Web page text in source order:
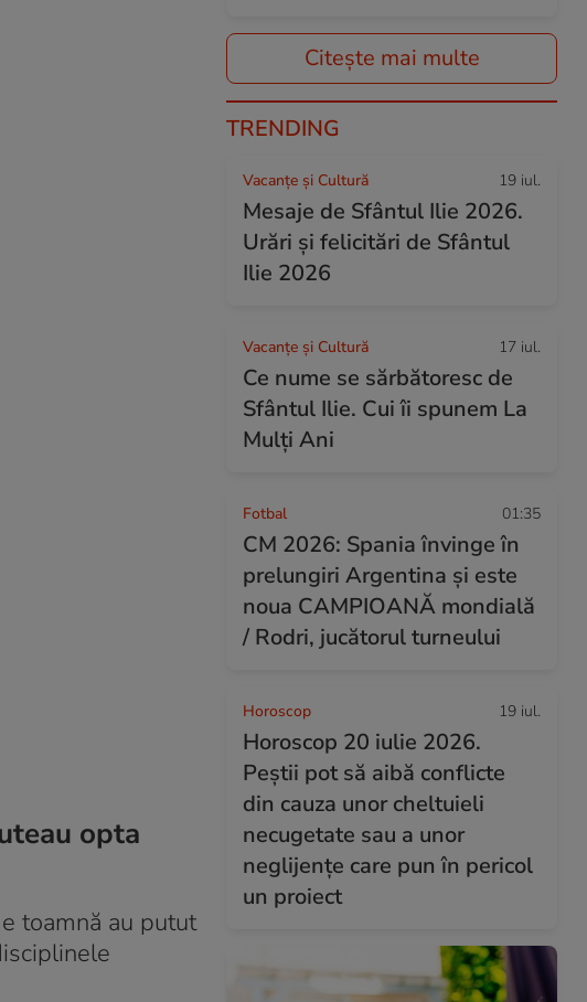
opta
toamnă au putut
Citește mai multe
TRENDING
Vacanțe și Cultură 19 iul.
Mesaje de Sfântul Ilie 2026.
Urări și felicitări de Sfântul
Ilie 2026
Vacanțe și Cultură 17 iul.
Ce nume se sărbătoresc de
Sfântul Ilie. Cui îi spunem La
Mulți Ani
Fotbal 01:35
CM 2026: Spania învinge în
prelungiri Argentina și este
noua CAMPIOANĂ mondială
/ Rodri, jucătorul turneului
Horoscop 19 iul.
Horoscop 20 iulie 2026.
Peștii pot să aibă conflicte
din cauza unor cheltuieli
necugetate sau a unor
neglijențe care pun în pericol
un proiect